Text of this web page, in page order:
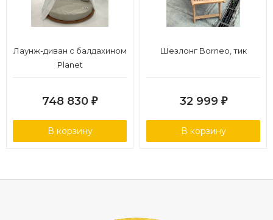
Лаунж-диван с балдахином
Planet
748 830 ₽
В корзину
Шезлонг Borneo, тик
32 999 ₽
В корзину